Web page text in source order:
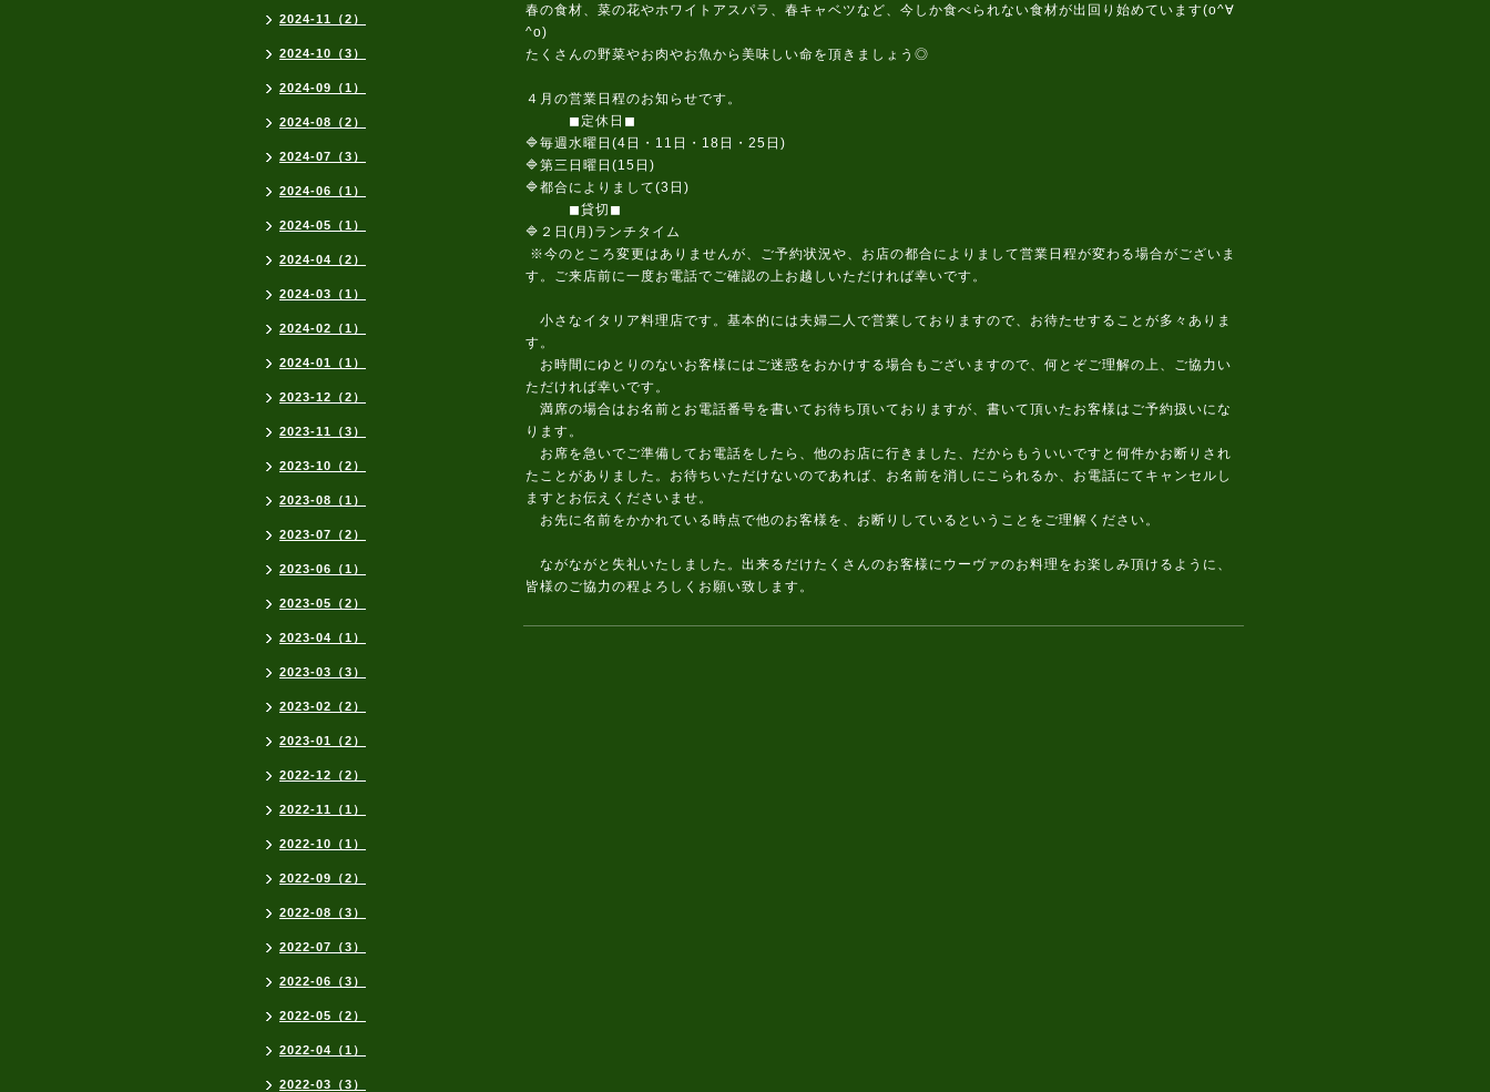
春の食材、菜の花やホワイトアスパラ、春キャベツなど、今しか食べられない食材が出回り始めています(o^∀
^o)
たくさんの野菜やお肉やお魚から美味しい命を頂きましょう◎
４月の営業日程のお知らせです。
◼定休日◼
🔷毎週水曜日(4日・11日・18日・25日)
🔷第三日曜日(15日)
🔷都合によりまして(3日)
◼貸切◼
🔷２日(月)ランチタイム
※今のところ変更はありませんが、ご予約状況や、お店の都合によりまして営業日程が変わる場合がございま
す。ご来店前に一度お電話でご確認の上お越しいただければ幸いです。
小さなイタリア料理店です。基本的には夫婦二人で営業しておりますので、お待たせすることが多々ありま
す。
お時間にゆとりのないお客様にはご迷惑をおかけする場合もございますので、何とぞご理解の上、ご協力い
ただければ幸いです。
満席の場合はお名前とお電話番号を書いてお待ち頂いておりますが、書いて頂いたお客様はご予約扱いにな
ります。
お席を急いでご準備してお電話をしたら、他のお店に行きました、だからもういいですと何件かお断りされ
たことがありました。お待ちいただけないのであれば、お名前を消しにこられるか、お電話にてキャンセルし
ますとお伝えくださいませ。
お先に名前をかかれている時点で他のお客様を、お断りしているということをご理解ください。
ながながと失礼いたしました。出来るだけたくさんのお客様にウーヴァのお料理をお楽しみ頂けるように、
皆様のご協力の程よろしくお願い致します。
2024-11（2）
2024-10（3）
2024-09（1）
2024-08（2）
2024-07（3）
2024-06（1）
2024-05（1）
2024-04（2）
2024-03（1）
2024-02（1）
2024-01（1）
2023-12（2）
2023-11（3）
2023-10（2）
2023-08（1）
2023-07（2）
2023-06（1）
2023-05（2）
2023-04（1）
2023-03（3）
2023-02（2）
2023-01（2）
2022-12（2）
2022-11（1）
2022-10（1）
2022-09（2）
2022-08（3）
2022-07（3）
2022-06（3）
2022-05（2）
2022-04（1）
2022-03（3）